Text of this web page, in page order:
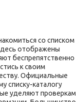
со списком
отображены
беспрепятственно
к своим
Официальные
списку-каталогу
уделяют проверкам